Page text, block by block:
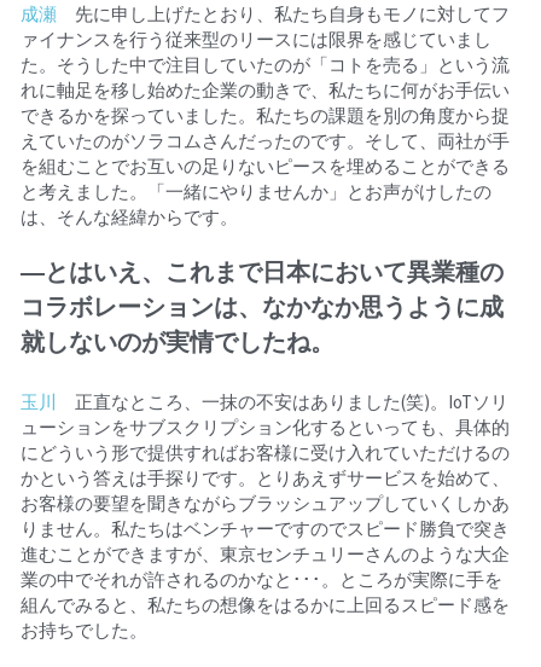
成瀬 先に申し上げたとおり、私たち自身もモノに対してフ
ァイナンスを行う従来型のリースには限界を感じていまし
た。そうした中で注目していたのが「コトを売る」という流
れに軸足を移し始めた企業の動きで、私たちに何がお手伝い
できるかを探っていました。私たちの課題を別の角度から捉
えていたのがソラコムさんだったのです。そして、両社が手
を組むことでお互いの足りないピースを埋めることができる
と考えました。「一緒にやりませんか」とお声がけしたの
は、そんな経緯からです。
―とはいえ、これまで日本において異業種の
コラボレーションは、なかなか思うように成
就しないのが実情でしたね。​
玉川 正直なところ、一抹の不安はありました(笑)。IoTソリ
ューションをサブスクリプション化するといっても、具体的
にどういう形で提供すればお客様に受け入れていただけるの
かという答えは手探りです。とりあえずサービスを始めて、
お客様の要望を聞きながらブラッシュアップしていくしかあ
りません。私たちはベンチャーですのでスピード勝負で突き
進むことができますが、東京センチュリーさんのような大企
業の中でそれが許されるのかなと･･･。ところが実際に手を
組んでみると、私たちの想像をはるかに上回るスピード感を
お持ちでした。